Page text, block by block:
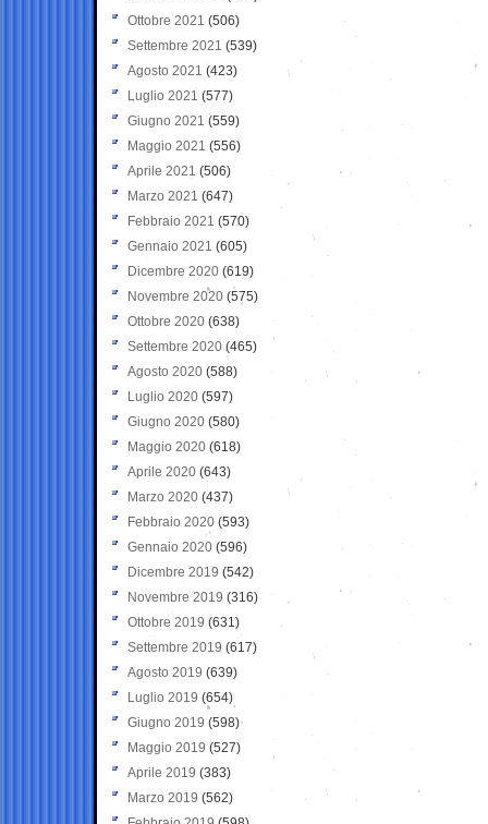
Ottobre 2021 (506)
Settembre 2021 (539)
Agosto 2021 (423)
Luglio 2021 (577)
Giugno 2021(559)
Maggio 2021 (556)
Aprile 2021 (506)
Marzo 2021 (647)
Febbraio 2021 (570)
Gennaio 2021 (605)
Dicembre 2020 (619)
Novembre 2020 (575)
Ottobre 2020 (638)
Settembre 2020(465)
Agosto 2020 (588)
Luglio 2020 (597)
Giugno 2020 (580)
Maggio 2020 (618)
Aprile 2020 (643)
Marzo 2020 (437)
Febbraio 2020 (593)
Gennaio 2020 (596)
Dicembre 2019 (542)
Novembre 2019 (316)
Ottobre 2019 (631)
Settembre 2019 (617)
Agosto 2019 (639)
Luglio 2019 (654)
Giugno 2019 (598)
Maggio 2019 (527)
Aprile 2019 (383)
Marzo 2019 (562)